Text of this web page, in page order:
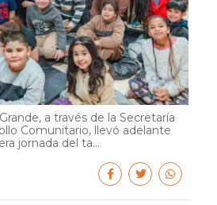
a través de la Secretaría
Comunitario, llevó adelante
jornada del ta...